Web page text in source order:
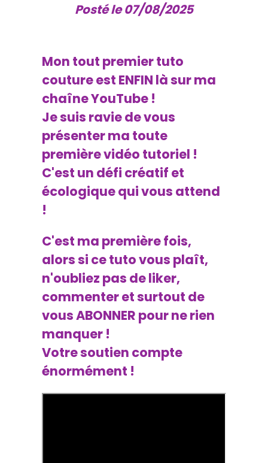
Posté le 07/08/2025
Mon tout premier tuto
couture est ENFIN là sur ma
chaîne YouTube !
Je suis ravie de vous
présenter ma toute
première vidéo tutoriel !
C'est un défi créatif et
écologique qui vous attend
!
C'est ma première fois,
alors si ce tuto vous plaît,
n'oubliez pas de liker,
commenter et surtout de
vous ABONNER pour ne rien
manquer !
Votre soutien compte
énormément !